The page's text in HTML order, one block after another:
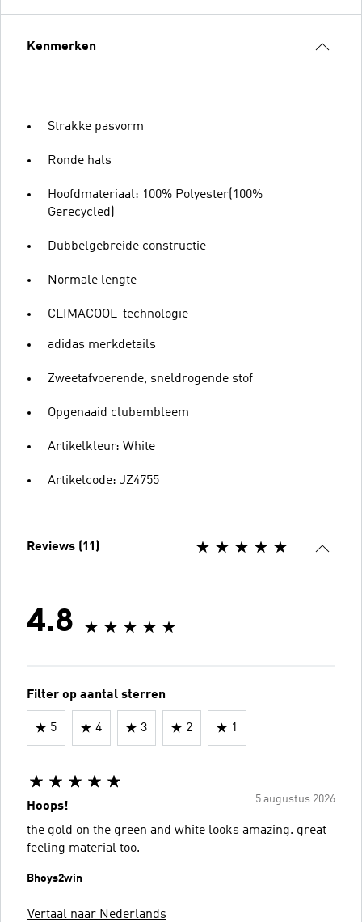
Kenmerken
Strakke pasvorm
Ronde hals
Hoofdmateriaal: 100% Polyester(100%
Gerecycled)
Dubbelgebreide constructie
Normale lengte
CLIMACOOL-technologie
adidas merkdetails
Zweetafvoerende, sneldrogende stof
Opgenaaid clubembleem
Artikelkleur: White
Artikelcode: JZ4755
Reviews (11)
4.8
Filter op aantal sterren
5 4 3 2 1
5 augustus 2026
Hoops!
the gold on the green and white looks amazing. great
feeling material too.
Bhoys2win
Vertaal naar Nederlands